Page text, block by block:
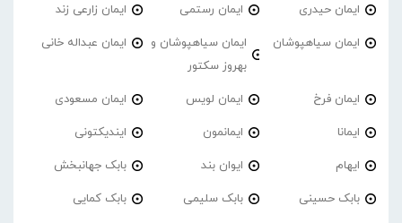
ایمان حیدری ایمان رستمی ایمان زارعی زند
ایمان سیاهپوشان
ایمان سیاهپوشان و
بهروز سکتور
ایمان عبداله خانی
ایمان فرخ ایمان لویس ایمان مسعودی
ایمانا ایمانمون ایندیکتونی
ایهام ایوان بند بابک جهانبخش
بابک حسینی بابک سلیمی بابک کمایی